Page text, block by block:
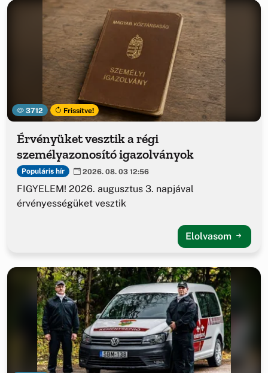
3712 Frissítve!
Érvényüket vesztik a régi
személyazonosító igazolványok
Populáris hír 2026. 08. 03 12:56
FIGYELEM! 2026. augusztus 3. napjával
érvényességüket vesztik
Elolvasom